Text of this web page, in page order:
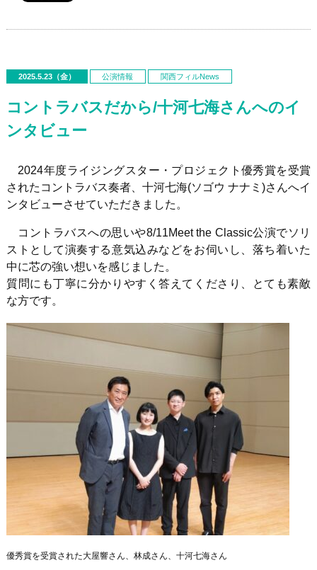
2025.5.23（金） 公演情報 関西フィルNews
コントラバスだから/十河七海さんへのイ
ンタビュー
2024年度ライジングスター・プロジェクト優秀賞を受賞
されたコントラバス奏者、十河七海(ソゴウ ナナミ)さんへイ
ンタビューさせていただきました。
コントラバスへの思いや8/11Meet the Classic公演でソリ
ストとして演奏する意気込みなどをお伺いし、落ち着いた
中に芯の強い想いを感じました。
質問にも丁寧に分かりやすく答えてくださり、とても素敵
な方です。
優秀賞を受賞された大屋響さん、林成さん、十河七海さん